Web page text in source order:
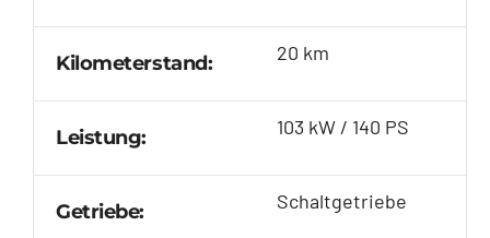
Kilometerstand: 20 km
Leistung: 103 kW / 140 PS
Getriebe: Schaltgetriebe